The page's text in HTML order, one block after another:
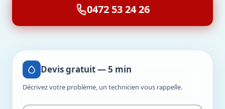
0472 53 24 26
Devis gratuit — 5 min
Décrivez votre problème, un technicien vous rappelle.